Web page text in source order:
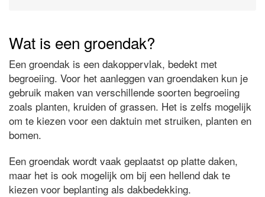
Wat is een groendak?
Een groendak is een dakoppervlak, bedekt met
begroeiing. Voor het aanleggen van groendaken kun je
gebruik maken van verschillende soorten begroeiing
zoals planten, kruiden of grassen. Het is zelfs mogelijk
om te kiezen voor een daktuin met struiken, planten en
bomen.
Een groendak wordt vaak geplaatst op platte daken,
maar het is ook mogelijk om bij een hellend dak te
kiezen voor beplanting als dakbedekking.